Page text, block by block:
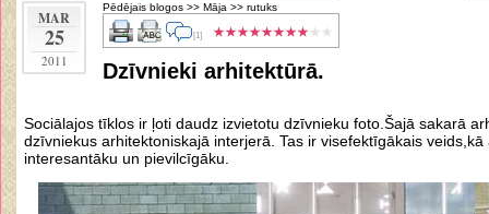
MAR
25
2011
Pēdējais blogos >> Māja >> rutuks
[1]
Dzīvnieki arhitektūrā.
Sociālajos tīklos ir ļoti daudz izvietotu dzīvnieku foto.Šajā sakarā
dzīvniekus arhitektoniskajā interjerā. Tas ir visefektīgākais
interesantāku un pievilcīgāku.